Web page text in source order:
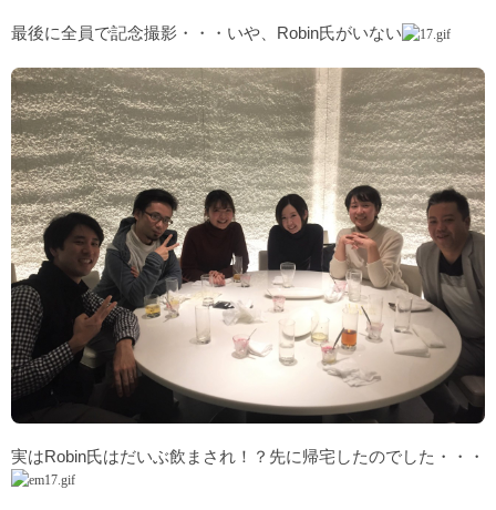
最後に全員で記念撮影・・・いや、Robin氏がいない
実はRobin氏はだいぶ飲まされ！？先に帰宅したのでした・・・